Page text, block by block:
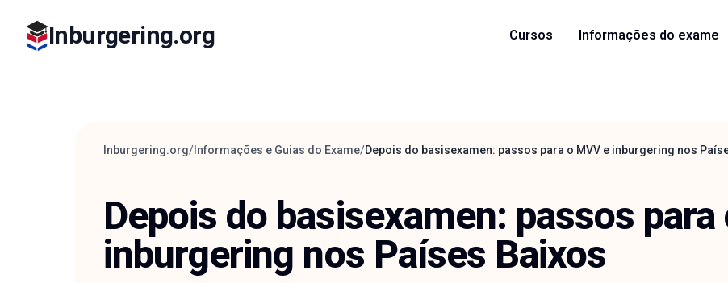
Inburgering.org Cursos Informações do exame
Inburgering.org/ Informações e Guias do Exame/Depois do basisexamen: passos para o MVV e inburgering nos
Depois do basisexamen: passos
inburgering nos Países Baixos